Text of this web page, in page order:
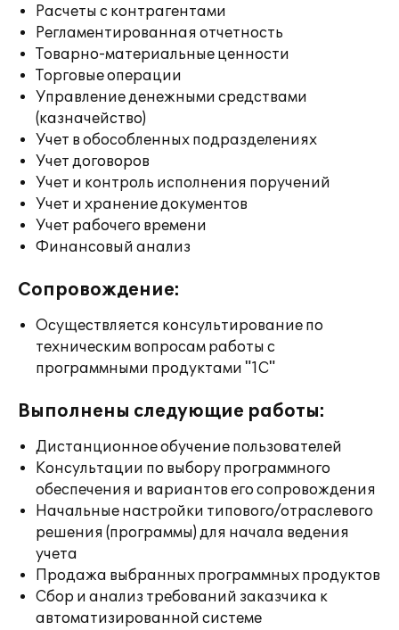
Расчеты с контрагентами
Регламентированная отчетность
Товарно-материальные ценности
Торговые операции
Управление денежными средствами
(казначейство)
Учет в обособленных подразделениях
Учет договоров
Учет и контроль исполнения поручений
Учет и хранение документов
Учет рабочего времени
Финансовый анализ
Сопровождение:
Осуществляется консультирование по
техническим вопросам работы с
программными продуктами "1С"
Выполнены следующие работы:
Дистанционное обучение пользователей
Консультации по выбору программного
обеспечения и вариантов его сопровождения
Начальные настройки типового/отраслевого
решения (программы) для начала ведения
учета
Продажа выбранных программных продуктов
Сбор и анализ требований заказчика к
автоматизированной системе